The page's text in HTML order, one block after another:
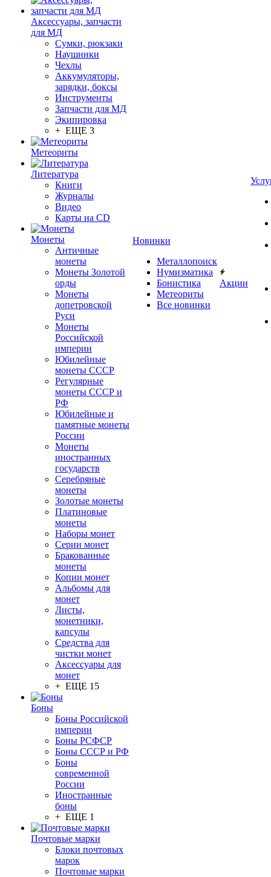
Аксессуары, запчасти
для МД
Сумки, рюкзаки
Наушники
Чехлы
Аккумуляторы,
зарядки, боксы
Инструменты
Запчасти для МД
Экипировка
+ ЕЩЕ 3
Метеориты
Литература
Книги
Журналы
Видео
Карты на CD
Монеты
Античные
монеты
Монеты Золотой
орды
Монеты
допетровской
Руси
Монеты
Российской
империи
Юбилейные
монеты СССР
Регулярные
монеты СССР и
РФ
Юбилейные и
памятные монеты
России
Монеты
иностранных
государств
Серебряные
монеты
Золотые монеты
Платиновые
монеты
Наборы монет
Серии монет
Бракованные
монеты
Копии монет
Альбомы для
монет
Листы,
монетники,
капсулы
Средства для
чистки монет
Аксессуары для
монет
+ ЕЩЕ 15
Боны
Боны Российской
империи
Боны РСФСР
Боны СССР и РФ
Боны
современной
России
Иностранные
боны
+ ЕЩЕ 1
Почтовые марки
Блоки почтовых
марок
Почтовые марки
Новинки
Металлопоиск
Нумизматика
Бонистика
Метеориты
Все новинки
Акции